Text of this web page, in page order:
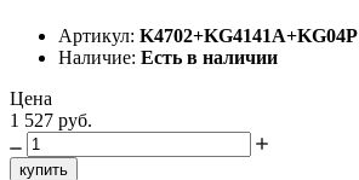
Артикул: K4702+KG4141A+KG04P
Наличие: Есть в наличии
Цена
1 527 руб.
купить